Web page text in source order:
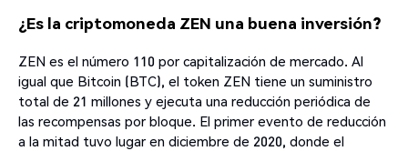
¿Es la criptomoneda ZEN una buena inversión?
ZEN es el número 110 por capitalización de mercado. Al
igual que Bitcoin (BTC), el token ZEN tiene un suministro
total de 21 millones y ejecuta una reducción periódica de
las recompensas por bloque. El primer evento de reducción
a la mitad tuvo lugar en diciembre de 2020, donde el